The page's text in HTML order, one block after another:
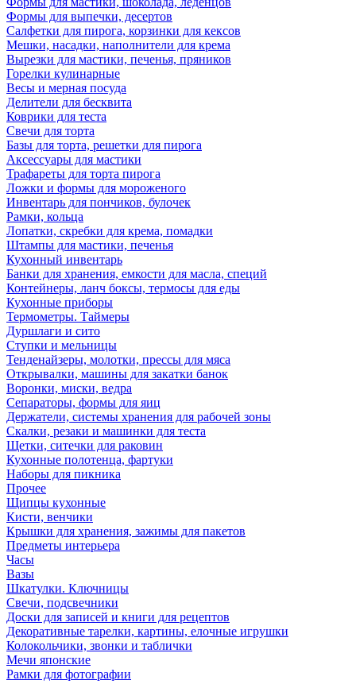
Формы для выпечки, десертов
Салфетки для пирога, корзинки для кексов
Мешки, насадки, наполнители для крема
Вырезки для мастики, печенья, пряников
Горелки кулинарные
Весы и мерная посуда
Делители для бесквита
Коврики для теста
Свечи для торта
Базы для торта, решетки для пирога
Аксессуары для мастики
Трафареты для торта пирога
Ложки и формы для мороженого
Инвентарь для пончиков, булочек
Рамки, кольца
Лопатки, скребки для крема, помадки
Штампы для мастики, печенья
Кухонный инвентарь
Банки для хранения, емкости для масла, специй
Контейнеры, ланч боксы, термосы для еды
Кухонные приборы
Термометры. Таймеры
Дуршлаги и сито
Ступки и мельницы
Тенденайзеры, молотки, прессы для мяса
Открывалки, машины для закатки банок
Воронки, миски, ведра
Сепараторы, формы для яиц
Держатели, системы хранения для рабочей зоны
Скалки, резаки и машинки для теста
Щетки, ситечки для раковин
Кухонные полотенца, фартуки
Наборы для пикника
Прочее
Щипцы кухонные
Кисти, венчики
Крышки для хранения, зажимы для пакетов
Предметы интерьера
Часы
Вазы
Шкатулки. Ключницы
Свечи, подсвечники
Доски для записей и книги для рецептов
Декоративные тарелки, картины, елочные игрушки
Колокольчики, звонки и таблички
Мечи японские
Рамки для фотографии